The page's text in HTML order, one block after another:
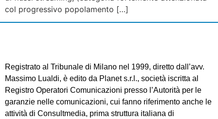
col progressivo popolamento […]
Registrato al Tribunale di Milano nel 1999, diretto dall’avv.
Massimo Lualdi, è edito da Planet s.r.l., società iscritta al
Registro Operatori Comunicazioni presso l’Autorità per le
garanzie nelle comunicazioni, cui fanno riferimento anche le
attività di Consultmedia, prima struttura italiana di